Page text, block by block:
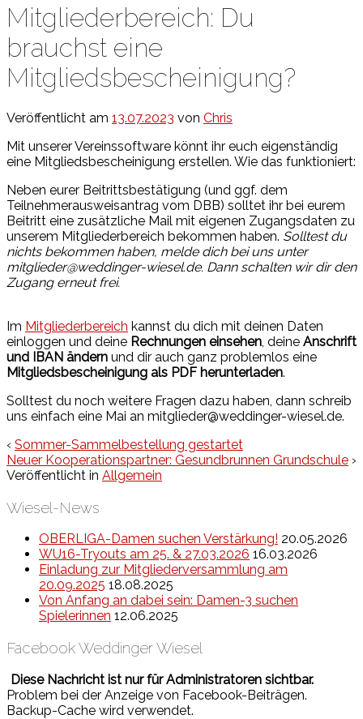
Mitgliederbereich: Du
brauchst eine
Mitgliedsbescheinigung?
Veröffentlicht am 13.07.2023 von Chris
Mit unserer Vereinssoftware könnt ihr euch eigenständig
eine Mitgliedsbescheinigung erstellen. Wie das funktioniert:
Neben eurer Beitrittsbestätigung (und ggf. dem
Teilnehmerausweisantrag vom DBB) solltet ihr bei eurem
Beitritt eine zusätzliche Mail mit eigenen Zugangsdaten zu
unserem Mitgliederbereich bekommen haben. Solltest du
nichts bekommen haben, melde dich bei uns unter
mitglieder@weddinger-wiesel.de. Dann schalten wir dir den
Zugang erneut frei.
Im Mitgliederbereich kannst du dich mit deinen Daten
einloggen und deine Rechnungen einsehen, deine Anschrift
und IBAN ändern und dir auch ganz problemlos eine
Mitgliedsbescheinigung als PDF herunterladen.
Solltest du noch weitere Fragen dazu haben, dann schreib
uns einfach eine Mai an mitglieder@weddinger-wiesel.de.
‹ Sommer-Sammelbestellung gestartet
Neuer Kooperationspartner: Gesundbrunnen Grundschule ›
Veröffentlicht in Allgemein
Wiesel-News
OBERLIGA-Damen suchen Verstärkung! 20.05.2026
WU16-Tryouts am 25. & 27.03.2026 16.03.2026
Einladung zur Mitgliederversammlung am
20.09.2025 18.08.2025
Von Anfang an dabei sein: Damen-3 suchen
Spielerinnen 12.06.2025
Facebook Weddinger Wiesel
Diese Nachricht ist nur für Administratoren sichtbar.
Problem bei der Anzeige von Facebook-Beiträgen.
Backup-Cache wird verwendet.